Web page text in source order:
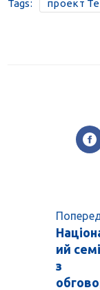
Tags: проект
ий
з